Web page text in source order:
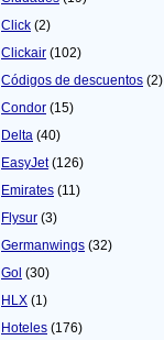
Click (2)
Clickair (102)
Códigos de descuentos (2)
Condor (15)
Delta (40)
EasyJet(126)
Emirates (11)
Flysur (3)
Germanwings (32)
Gol (30)
HLX (1)
Hoteles (176)